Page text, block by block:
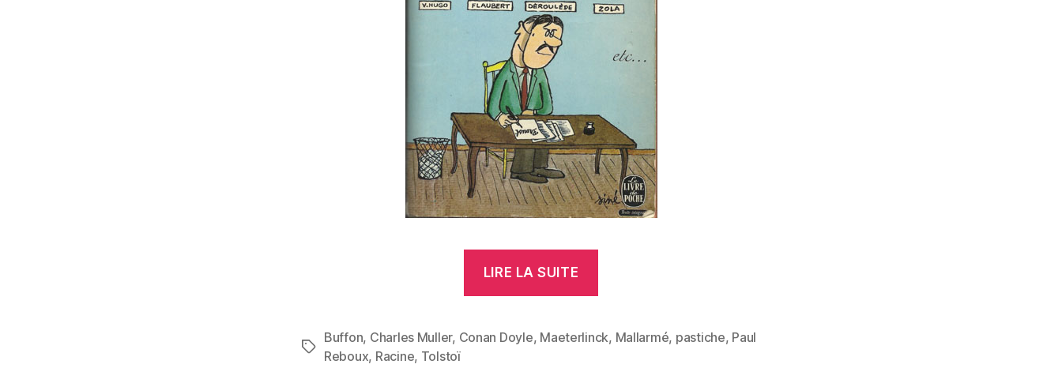
LIRE LA SUITE
de… »
Étiquettes
Buffon, Charles Muller, Conan Doyle, Maeterlinck, Mallarmé, pastiche, Paul
Reboux, Racine, Tolstoï